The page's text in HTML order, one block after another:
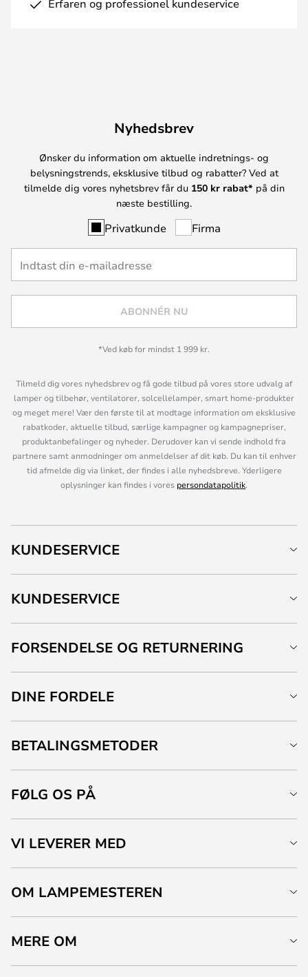
Erfaren og professionel kundeservice
Nyhedsbrev
Ønsker du information om aktuelle indretnings- og
belysningstrends, eksklusive tilbud og rabatter? Ved at
tilmelde dig vores nyhetsbrev får du 150 kr rabat* på din
næste bestilling.
Privatkunde Firma
ABONNÉR NU
*Ved køb for mindst 1 999 kr.
Tilmeld dig vores nyhedsbrev og få gode tilbud på vores store udvalg af
lamper og tilbehør, ventilatorer, solcellelamper, smart home-produkter
og meget mere! Vær den første til at modtage information om eksklusive
rabatkoder, aktuelle tilbud, særlige kampagner og kampagnepriser,
produktanbefalinger og nyheder. Derudover kan vi sende indhold fra
partnere samt anmodninger om anmeldelser af dit køb. Du kan til enhver
tid afmelde dig via linket, der findes i alle nyhedsbreve. Yderligere
oplysninger kan findes i vores persondatapolitik.
KUNDESERVICE
KUNDESERVICE
FORSENDELSE OG RETURNERING
DINE FORDELE
BETALINGSMETODER
FØLG OS PÅ
VI LEVERER MED
OM LAMPEMESTEREN
MERE OM